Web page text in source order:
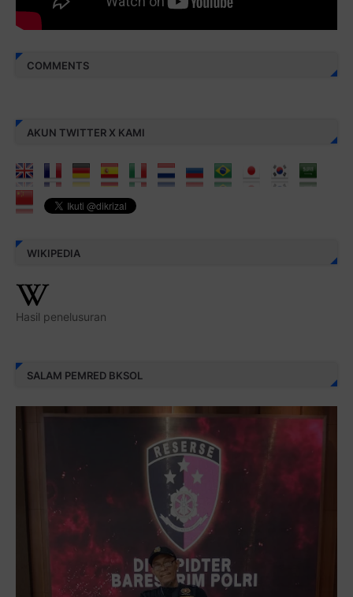
COMMENTS
AKUN TWITTER X KAMI
WIKIPEDIA
Hasil penelusuran
SALAM PEMRED BKSOL